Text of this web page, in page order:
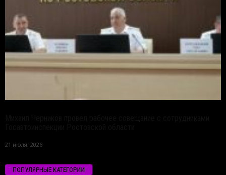
21 июля, 2026
ПОПУЛЯРНЫЕ КАТЕГОРИИ